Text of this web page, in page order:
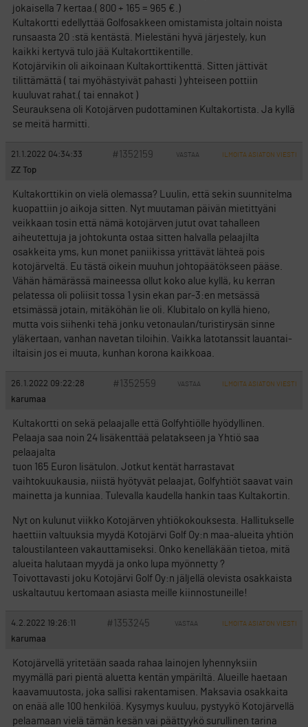
jokaisella 7 kertaa.( 800 + 165 = 965 €.)
Kultakortti edellyttää Golfosakkeen omistamista joltain noista
runsaasta 20 :stä kentästä. Mielestäni hyvä järjestely, kun
kaikki kertyvä tulo jää Kultakorttikentille.
Kotojärvikin oli aikoinaan Kultakorttikenttä. Sitten jättivät
tilittämättä ( tai myöhästyivät pahasti ) yhteiseen pottiin
kuuluvat rahat.( tai ennakot )
Seurauksena oli Kotojärven pudottaminen Kultakortista. Ja kyllä
se meitä harmitti.
21.1.2022 04:34:33 #1352159 VASTAA ILMOITA ASIATON VIESTI
ZZ Top
Kultakorttikin on vielä olemassa? Luulin, että sekin suunnitelma
kuopattiin jo aikoja sitten. Nyt muutaman päivän mietittyäni
veikkaan tosin että nämä kotojärven jutut ovat tahalleen
aiheutettuja ja johtokunta ostaa sitten halvalla pelaajilta
osakkeita yms, kun monet paniikissa yrittävät lähteä pois
kotojärveltä. Eu tästä oikein muuhun johtopäätökseen pääse.
Vähän hämärässä maineessa ollut koko alue kyllä, ku kerran
pelatessa oli poliisit tossa 1 ysin ekan par-3:en metsässä
etsimässä jotain, mitäköhän lie oli. Klubitalo on kyllä hieno,
mutta vois siihenki tehä jonku vetonaulan/turistirysän sinne
yläkertaan, vanhan navetan tiloihin. Vaikka latotanssit lauantai-
iltaisin jos ei muuta, kunhan korona kaikkoaa.
26.1.2022 09:22:28 #1352559 VASTAA ILMOITA ASIATON VIESTI
karumaa
Kultakortti on sekä pelaajalle että Golfyhtiölle hyödyllinen.
Pelaaja saa noin 24 lisäkenttää pelatakseen ja Yhtiö saa
pelaajalta
tuon 165 Euron lisätulon. Jotkut kentät harrastavat
vaihtokuukausia, niistä hyötyvät pelaajat, Golfyhtiöt saavat vain
mainetta ja kunniaa. Tulevalla kaudella hankin taas Kultakortin.
Nyt on kulunut viikko Kotojärven yhtiökokouksesta. Hallitukselle
haettiin valtuuksia myydä Kotojärvi Golf Oy:n maa-alueita yhtiön
taloustilanteen vakauttamiseksi. Onko kenelläkään tietoa, mitä
alueita halutaan myydä ja onko lupa myönnetty ?
Toivottavasti joku Kotojärvi Golf Oy:n jäljellä olevista osakkaista
uskaltautuu kertomaan asiasta meille kiinnostuneille!
4.2.2022 19:26:11 #1353245 VASTAA ILMOITA ASIATON VIESTI
karumaa
Kotojärvellä yritetään saada rahaa lainojen lyhennyksiin
myymällä pari pientä aluetta kentän ympäriltä. Alueille haetaan
kaavamuutosta, joka sallisi rakentamisen. Maksavia osakkaita
on enää alle 100 henkilöä. Kysymys kuuluu, pystyykö Kotojärvellä
pelaamaan vielä tämän kesän vai päättyykö surullinen tarina